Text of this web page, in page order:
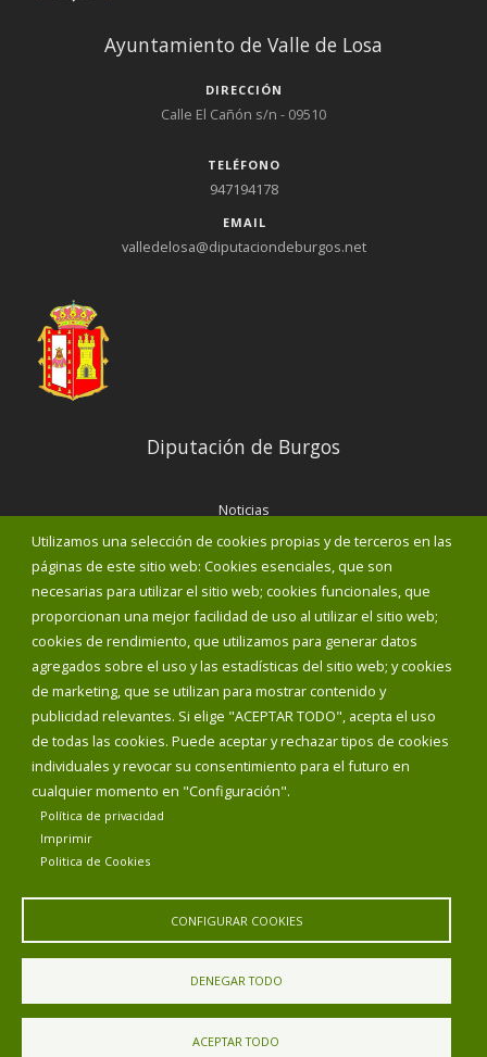
Utilizamos una selección de cookies propias y de terceros en las
páginas de este sitio web: Cookies esenciales, que son
necesarias para utilizar el sitio web; cookies funcionales, que
proporcionan una mejor facilidad de uso al utilizar el sitio web;
cookies de rendimiento, que utilizamos para generar datos
agregados sobre el uso y las estadísticas del sitio web; y cookies
de marketing, que se utilizan para mostrar contenido y
publicidad relevantes. Si elige "ACEPTAR TODO", acepta el uso
de todas las cookies. Puede aceptar y rechazar tipos de cookies
individuales y revocar su consentimiento para el futuro en
cualquier momento en "Configuración".
Política de privacidad
Imprimir
Politica de Cookies
CONFIGURAR COOKIES
DENEGAR TODO
ACEPTAR TODO
Ayuntamiento de Valle de Losa
DIRECCIÓN
Calle El Cañón s/n - 09510
TELÉFONO
947194178
EMAIL
valledelosa@diputaciondeburgos.net
Diputación de Burgos
Noticias
Eventos
Corporación Municipal
Teléfonos de interés
INICIAR SESIÓN
MAPA WEB
Diputación de Burgos